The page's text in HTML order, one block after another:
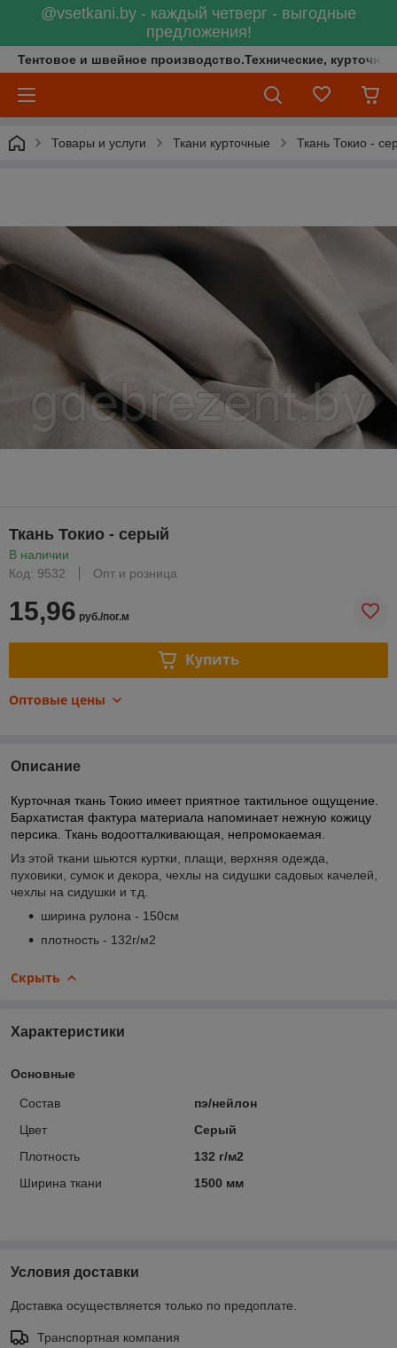
@vsetkani.by - каждый четверг - выгодные
предложения!
Тентовое и швейное производство.Технические,
Товары и услуги Ткани курточные Ткань Токио -
Ткань Токио - серый
В наличии
Код: 9532
Опт и розница
15,96 руб./пог.м
Купить
Оптовые цены
Описание
Курточная ткань Токио имеет приятное тактильное ощущение.
Бархатистая фактура материала напоминает нежную кожицу
персика. Ткань водоотталкивающая, непромокаемая.
Из этой ткани шьются куртки, плащи, верхняя одежда,
пуховики, сумок и декора, чехлы на сидушки садовых качелей,
чехлы на сидушки и т.д.
ширина рулона - 150см
плотность - 132г/м2
Скрыть
Характеристики
Основные
Состав
пэ/нейлон
Цвет
Серый
Плотность
132 г/м2
Ширина ткани
1500 мм
Условия доставки
Доставка осуществляется только по предоплате.
Транспортная компания